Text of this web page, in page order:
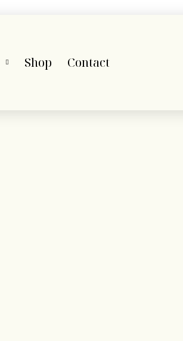
Shop Contact